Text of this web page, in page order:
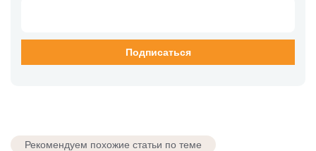
Рекомендуем похожие статьи по теме